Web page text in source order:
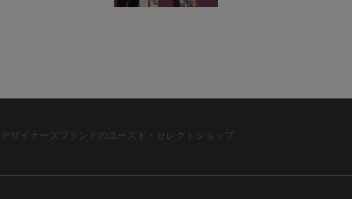
デザイナーズブランドのユーズド・セレクトショップ